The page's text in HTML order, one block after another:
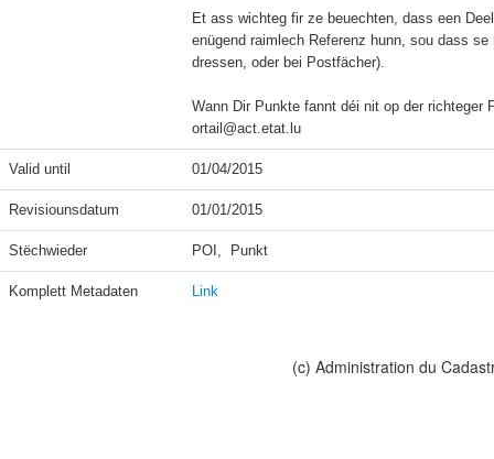
Et ass wichteg fir ze beuechten, dass een
enügend raimlech Referenz hunn, sou dass
dressen, oder bei Postfächer).
Wann Dir Punkte fannt déi nit op der
ortail@act.etat.lu
Valid until 01/04/2015
Revisiounsdatum 01/01/2015
Stëchwieder POI,  Punkt
Komplett Metadaten Link
(c) Administration du